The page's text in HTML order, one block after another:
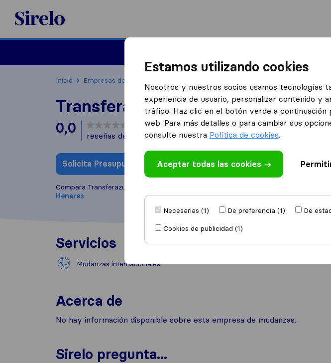
Sirelo.es
Inicio Empresas de mudanzas
Transferazu
0,0 basado en0
reseñas de Sirelo y Google
i
Solicita Presupuestos Escribe una valoración
Compara Transferazu con otras
Henares
Servicios
Mudanzas internacionales
Acerca de
No hay información disponible sobre esta empresa de mudanzas.
Sirelo pregunta...
Estamos utilizando cookies
Nosotros y nuestros socios usamos tecnologías
experiencia de usuario, personalizar contenido y
tráfico. Haz clic en el botón verde a
web. Para más detalles o para cambiar sus
consulte nuestra Política de cookies.
Aceptar todas las cookies
Necesarias (1) De preferencia (1)
De
Cookies de publicidad (1)